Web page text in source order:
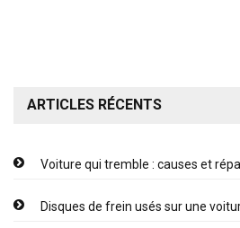
ARTICLES RÉCENTS
Voiture qui tremble : causes et
Disques de frein usés sur une